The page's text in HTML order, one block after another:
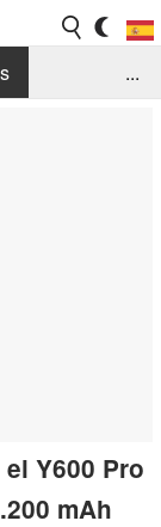
...
Y600 Pro
mAh